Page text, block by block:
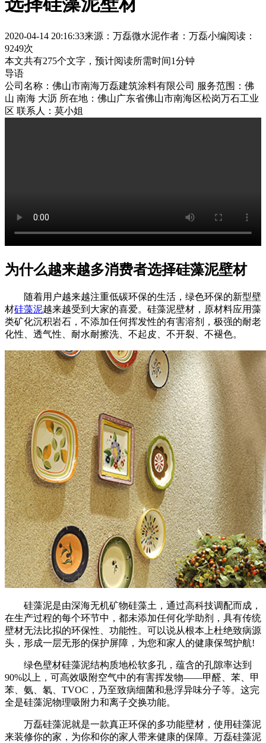
2020-04-14 20:16:33来源：万磊微水泥作者：万磊小编阅读：
9249次
本文共有275个文字，预计阅读所需时间1分钟
导语
公司名称：佛山市南海万磊建筑涂料有限公司 服务范围：佛
山 南海 大沥 所在地：佛山广东省佛山市南海区松岗万石工业
区 联系人：莫小姐
为什么越来越多消费者选择硅藻泥壁材
随着用户越来越注重低碳环保的生活，绿色环保的新型壁
材硅藻泥越来越受到大家的喜爱。硅藻泥壁材，原材料应用藻
类矿化沉积岩石，不添加任何挥发性的有害溶剂，极强的耐老
化性、透气性、耐水耐擦洗、不起皮、不开裂、不褪色。
硅藻泥是由深海无机矿物硅藻土，通过高科技调配而成，
在生产过程的每个环节中，都未添加任何化学助剂，具有传统
壁材无法比拟的环保性、功能性。可以说从根本上杜绝致病源
头，形成一层无形的保护屏障，为您和家人的健康保驾护航!
绿色壁材硅藻泥结构质地松软多孔，蕴含的孔隙率达到
90%以上，可高效吸附空气中的有害挥发物——甲醛、苯、甲
苯、氨、氡、TVOC，乃至致病细菌和悬浮异味分子等。这完
全是硅藻泥物理吸附力和离子交换功能。
万磊硅藻泥就是一款真正环保的多功能壁材，使用硅藻泥
来装修你的家，为你和你的家人带来健康的保障。万磊硅藻泥